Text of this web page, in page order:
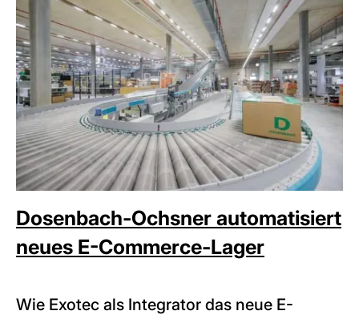
Dosenbach-Ochsner automatisiert
neues E-Commerce-Lager
Wie Exotec als Integrator das neue E-